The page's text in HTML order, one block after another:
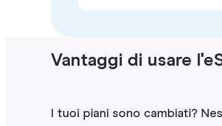
Vantaggi di usare
I tuoi piani sono cambiati?